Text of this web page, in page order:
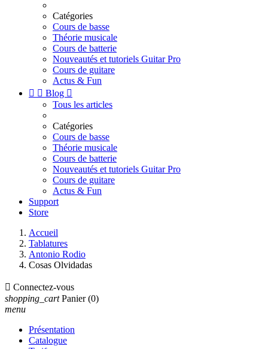
Catégories
Cours de basse
Théorie musicale
Cours de batterie
Nouveautés et tutoriels Guitar Pro
Cours de guitare
Actus & Fun
  Blog 
Tous les articles
Catégories
Cours de basse
Théorie musicale
Cours de batterie
Nouveautés et tutoriels Guitar Pro
Cours de guitare
Actus & Fun
Support
Store
Accueil
Tablatures
Antonio Rodio
Cosas Olvidadas
 Connectez-vous
shopping_cart Panier (0)
menu
Présentation
Catalogue